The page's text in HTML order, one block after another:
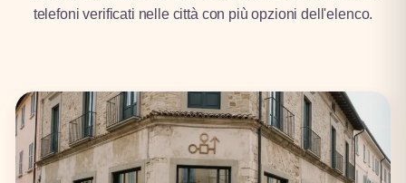
telefoni verificati nelle città con più opzioni dell'elenco.